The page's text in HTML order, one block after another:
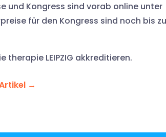
und Kongress sind vorab online unter
für den Kongress sind noch bis
therapie LEIPZIG akkreditieren.
→